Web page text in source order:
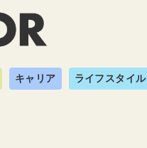
キャリア ライフスタイル